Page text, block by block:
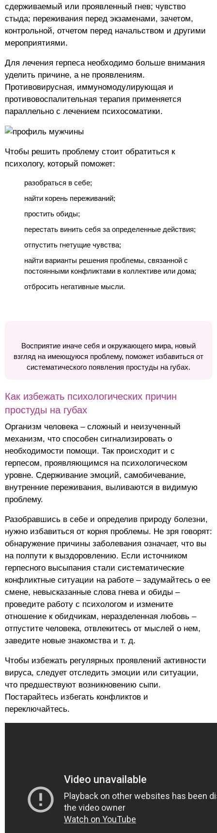
сдерживаемый или проявленный гнев; чувство
стыда; переживания перед экзаменами, зачетом,
контрольной, отчетом перед начальством и другими
мероприятиями.
Для лечения герпеса необходимо больше внимания
уделить причине, а не проявлениям.
Противовирусная, иммуномодулирующая и
противовоспалительная терапия применяется
параллельно с лечением психосоматики.
Чтобы решить проблему стоит обратиться к
психологу, который поможет:
разобраться в себе;
найти корень переживаний;
простить обиды;
перестать винить себя за определенные действия;
отпустить гнетущие чувства;
найти варианты решения проблемы, связанной с
постоянными конфликтами в коллективе или дома;
отбросить негативные мысли.
Восприятие иначе себя и окружающего мира, новый
взгляд на имеющуюся проблему, поможет избавиться от
систематического появления простуды на губах.
Как избежать психологических причин
простуды на губах
Организм человека – сложный и неизученный
механизм, что способен сигнализировать о
необходимости помощи. Так происходит и с
герпесом, проявляющимся на психологическом
уровне. Сдерживание эмоций, самобичевание,
внутренние переживания, выливаются в видимую
проблему.
Разобравшись в себе и определив природу болезни,
нужно избавиться от корня проблемы. Не зря говорят:
обнаружение причины заболевания означает, что вы
на полпути к выздоровлению. Если источником
герпесного высыпания стали систематические
конфликтные ситуации на работе – задумайтесь о ее
смене, невысказанные слова гнева и обиды –
проведите работу с психологом и измените
отношение к обидчикам, неразделенная любовь –
отпустите человека, отвлекитесь от мыслей о нем,
заведите новые знакомства и т. д.
Чтобы избежать регулярных проявлений активности
вируса, следует отследить эмоции или ситуации,
что предшествуют возникновению сыпи.
Постарайтесь избегать конфликтов и
переключайтесь.